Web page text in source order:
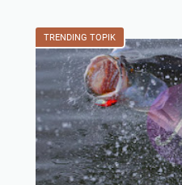
TRENDING TOPIK